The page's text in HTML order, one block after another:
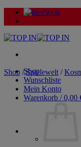
Zum
Inhalt
Shop
Wunschliste
Mein Konto
Warenkorb /0,00
Shop / Spielewelt /